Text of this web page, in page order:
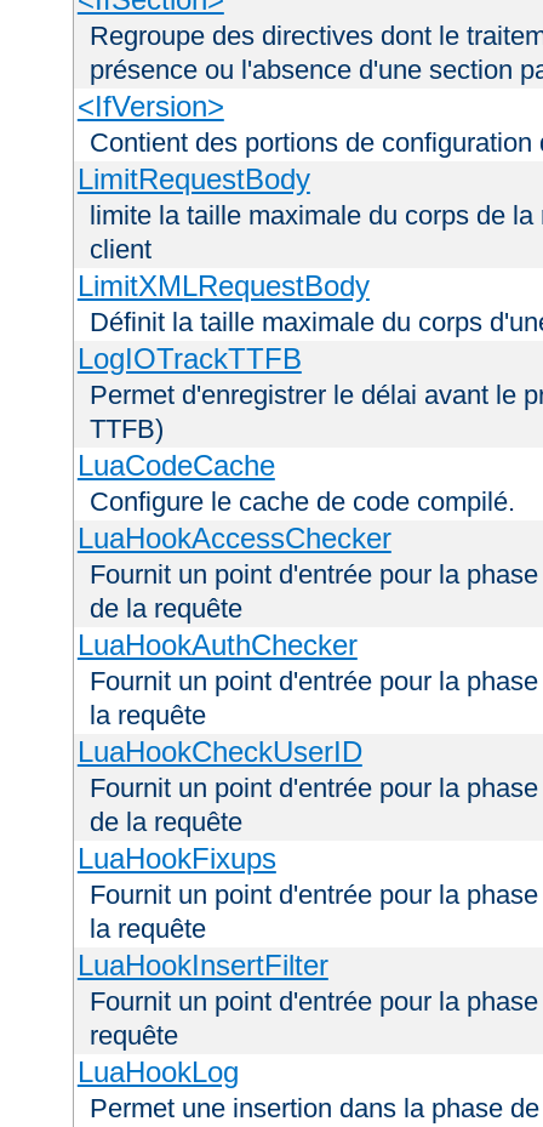
Regroupe des directives dont le
présence ou l'absence d'une section
<IfVersion>
Contient des portions de
LimitRequestBody
limite la taille maximale du corps de
client
LimitXMLRequestBody
Définit la taille maximale du corps
LogIOTrackTTFB
Permet d'enregistrer le délai avant le
TTFB)
LuaCodeCache
Configure le cache de code compilé.
LuaHookAccessChecker
Fournit un point d'entrée pour la
de la requête
LuaHookAuthChecker
Fournit un point d'entrée pour la
la requête
LuaHookCheckUserID
Fournit un point d'entrée pour la
de la requête
LuaHookFixups
Fournit un point d'entrée pour la
la requête
LuaHookInsertFilter
Fournit un point d'entrée pour la
requête
LuaHookLog
Permet une insertion dans la phase